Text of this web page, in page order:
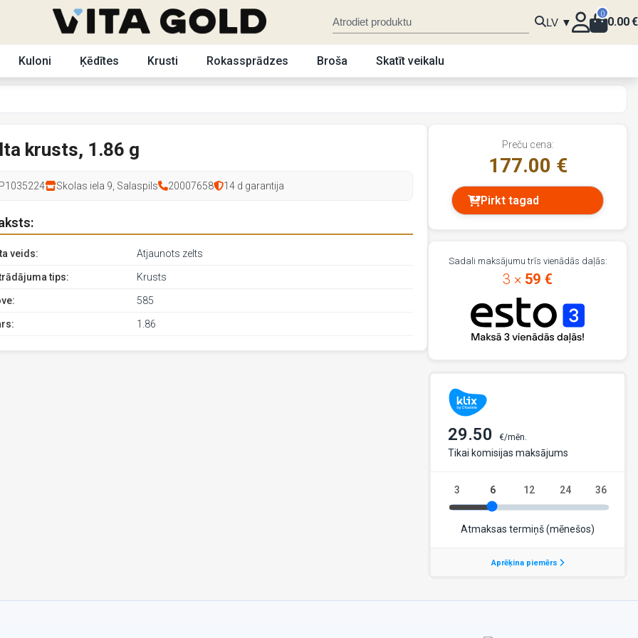
LV ▼
0
0.00€
Kuloni Ķēdītes Krusti Rokassprādzes Broša Skatīt veikalu
krusts, 1.86 g
Skolas iela 9, Salaspils 20007658 14 d garantija
veids: Atjaunots zelts
tips: Krusts
585
1.86
Preču cena:
177.00 €
Pirkt tagad
Sadali maksājumu trīs vienādās daļās:
3 × 59 €